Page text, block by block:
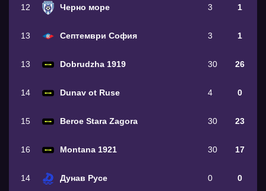
12 Черно море 3 1
13 Септември София 3 1
13 Dobrudzha 1919 30 26
14 Dunav ot Ruse 4 0
15 Beroe Stara Zagora 30 23
16 Montana 1921 30 17
14 Дунав Русе 0 0